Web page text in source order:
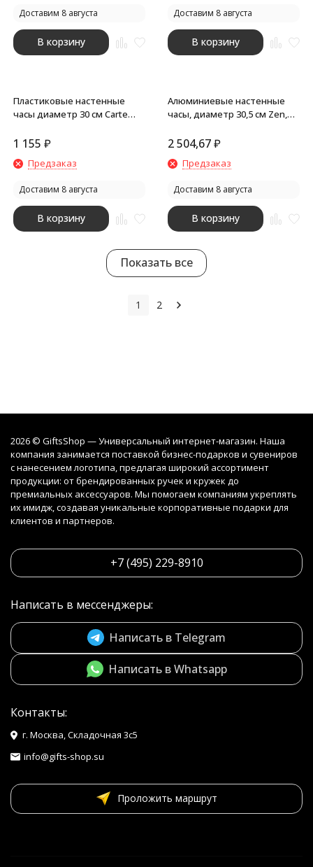
Доставим 8 августа
В корзину
Доставим 8 августа
В корзину
Пластиковые настенные
часы диаметр 30 см Carte
1 155 ₽
Предзаказ
Доставим 8 августа
В корзину
Алюминиевые настенные
часы, диаметр 30,5 см Zen,
2 504,67₽
Предзаказ
Доставим 8 августа
В корзину
Показать все
1 2
2026 © GiftsShop — Универсальный интернет-магазин. Наша
компания занимается поставкой бизнес-подарков и сувениров
с нанесением логотипа, предлагая широкий ассортимент
продукции: от брендированных ручек и кружек до
премиальных аксессуаров. Мы помогаем компаниям укреплять
их имидж, создавая уникальные корпоративные подарки для
клиентов и партнеров.
+7 (495) 229-8910
Написать в мессенджеры:
Написать в Telegram
Написать в Whatsapp
Контакты:
г. Москва, Складочная 3с5
info@gifts-shop.su
Проложить маршрут